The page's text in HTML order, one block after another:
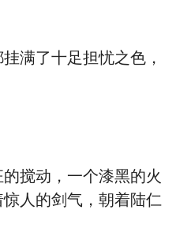
满了十足担忧之色，
搅动，一个漆黑的火
人的剑气，朝着陆仁